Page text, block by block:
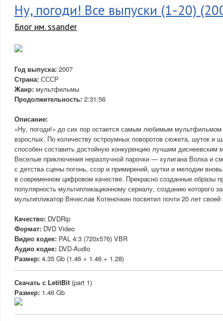
Ну, погоди! Все выпуски (1-20)
Блог им. ssander
Год выпуска: 2007
Страна: СССР
Жанр: мультфильмы
Продолжительность: 2:31:56
Описание:
«Ну, погоди!» до сих пор остается самым любимым мультфильмом
взрослых. По количеству остроумных поворотов сюжета, шуток и
способен составить достойную конкуренцию лучшим
Веселые приключения неразлучной парочки — хулигана Волка и
с детства сцены погонь, ссор и примирений, шутки и мелодии
в современном цифровом качестве. Прекрасно созданные образы
популярность мультипликационному сериалу, созданию которого
мультипликатор Вячеслав Котеночкин посвятил почти 20 лет
Качество: DVDRip
Формат: DVD Video
Видео кодек: PAL 4:3 (720x576) VBR
Аудио кодек: DVD-Audio
Размер: 4.35 Gb (1.46 + 1.46 + 1.28)
Скачать с LetitBit (part 1)
Размер: 1.46 Gb